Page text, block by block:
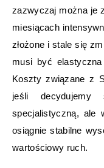
zazwyczaj można je
miesiącach
złożone i stale się
musi być elastyczna
Koszty związane z
jeśli
specjalistyczną, ale
osiągnie stabilne
wartościowy ruch.